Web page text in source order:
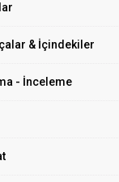
& İçindekiler
- İnceleme